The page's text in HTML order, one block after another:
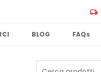
BLOG FAQs